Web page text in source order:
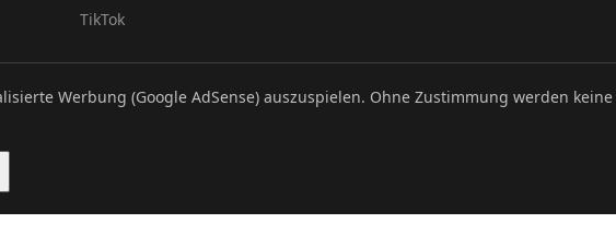
TikTok
Werbung (Google AdSense) auszuspielen. Ohne Zustimmung werden